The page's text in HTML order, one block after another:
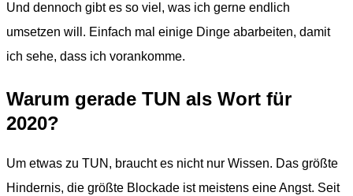
Und dennoch gibt es so viel, was ich gerne endlich
umsetzen will. Einfach mal einige Dinge abarbeiten, damit
ich sehe, dass ich vorankomme.
Warum gerade TUN als Wort für
2020?
Um etwas zu TUN, braucht es nicht nur Wissen. Das größte
Hindernis, die größte Blockade ist meistens eine Angst. Seit